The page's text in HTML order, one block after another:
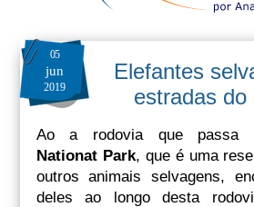
05
jun
2019
Elefantes
estradas do
Ao a rodovia que passa
Nationat Park, que é uma
outros animais selvagens,
deles ao longo desta